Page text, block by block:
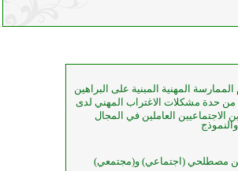
الممارسة المهنية المبنية على البراهين
من حدة مشكلات الاغتراب المهني لدى
الاجتماعيين العاملين في المجال
مصطلحي (اجتماعي) و(مجتمعي)